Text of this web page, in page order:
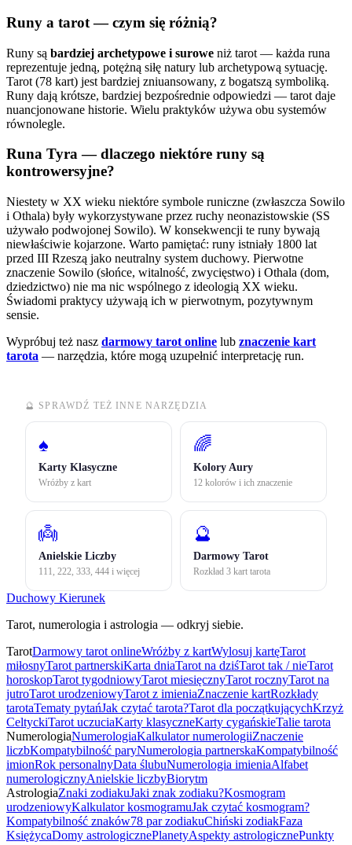
Runy a tarot — czym się różnią?
Runy są bardziej archetypowe i surowe niż tarot — każda runa
reprezentuje jedną, potężną siłę natury lub archetypową sytuację.
Tarot (78 kart) jest bardziej zniuansowany, z bogatszą symboliką.
Runy dają krótsze, bardziej bezpośrednie odpowiedzi — tarot daje
nuancjonowane historie. Wielu praktyków używa obu systemów
równolegle.
Runa Tyra — dlaczego niektóre runy są
kontrowersyjne?
Niestety w XX wieku niektóre symbole runiczne (zwłaszcza Sowilo
i Othala) były wykorzystywane przez ruchy neonazistowskie (SS
używało podwojonej Sowilo). W konsekwencji te runy bywają
niewłaściwie kojarzone. Warto pamiętać: runy istniały 1800 lat
przed III Rzeszą jako neutralny system duchowy. Pierwotne
znaczenie Sowilo (słońce, witalność, zwycięstwo) i Othala (dom,
dziedzictwo) nie ma nic wspólnego z ideologią XX wieku.
Świadomi praktycy używają ich w pierwotnym, pozytywnym
sensie.
Wypróbuj też nasz darmowy tarot online lub znaczenie kart
tarota — narzędzia, które mogą uzupełnić interpretację run.
🔮 SPRAWDŹ TEŻ INNE NARZĘDZIA
♠
Karty Klasyczne
Wróżby z kart
🌈
Kolory Aury
12 kolorów i ich znaczenie
👼
Anielskie Liczby
111, 222, 333, 444 i więcej
🔮
Darmowy Tarot
Rozkład 3 kart tarota
Duchowy Kierunek
Tarot, numerologia i astrologia — odkryj siebie.
TarotDarmowy tarot onlineWróżby z kartWylosuj kartęTarot
miłosnyTarot partnerskiKarta dniaTarot na dziśTarot tak / nieTarot
horoskopTarot tygodniowyTarot miesięcznyTarot rocznyTarot na
jutroTarot urodzeniowyTarot z imieniaZnaczenie kartRozkłady
tarotaTematy pytańJak czytać tarota?Tarot dla początkującychKrzyż
CeltyckiTarot uczuciaKarty klasyczneKarty cygańskieTalie tarota
NumerologiaNumerologiaKalkulator numerologiiZnaczenie
liczbKompatybilność paryNumerologia partnerskaKompatybilność
imionRok personalnyData ślubuNumerologia imieniaAlfabet
numerologicznyAnielskie liczbyBiorytm
AstrologiaZnaki zodiakuJaki znak zodiaku?Kosmogram
urodzeniowyKalkulator kosmogramuJak czytać kosmogram?
Kompatybilność znaków78 par zodiakuChiński zodiakFaza
KsiężycaDomy astrologicznePlanetyAspekty astrologicznePunkty